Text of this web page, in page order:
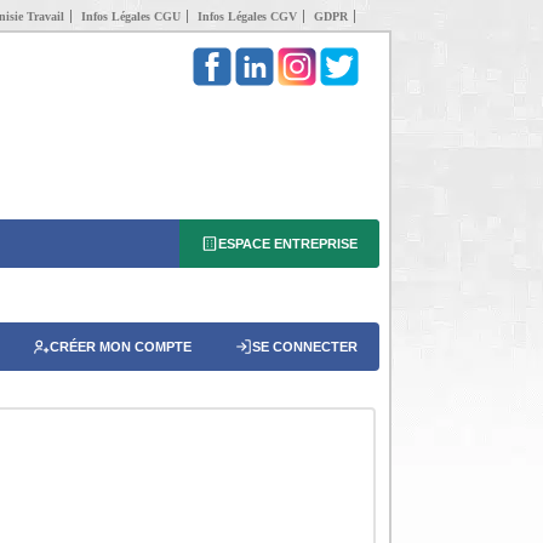
Travail Infos Légales CGU Infos Légales CGV GDPR
ESPACE ENTREPRISE
CRÉER MON COMPTE SE CONNECTER